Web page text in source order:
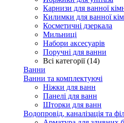
Карнизи для ванної
Килимки для ванної
Косметичні дзеркала
Мильниці
Набори аксесуарів
Поручні для ванни
Всі категорії (14)
Ванни
Ванни та комплектуючі
Ніжки для ванн
Панелі для ванн
Шторки для ванн
Водопровід, каналізація та